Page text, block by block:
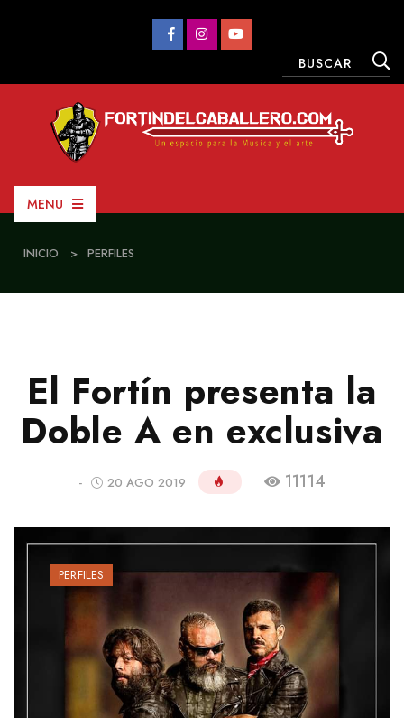
MENU
INICIO > PERFILES
El Fortín presenta la
Doble A en exclusiva
- 20 AGO 2019 11114
PERFILES